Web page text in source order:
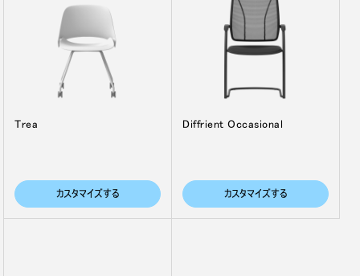
Trea
カスタマイズする
Diffrient Occasional
カスタマイズする